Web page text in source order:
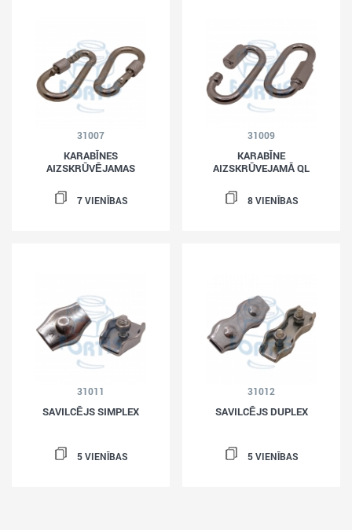
31007
KARABĪNES
AIZSKRŪVĒJAMAS
7 VIENĪBAS
31009
KARABĪNE
AIZSKRŪVEJAMĀ QL
8 VIENĪBAS
31011
SAVILCĒJS SIMPLEX
5 VIENĪBAS
31012
SAVILCĒJS DUPLEX
5 VIENĪBAS